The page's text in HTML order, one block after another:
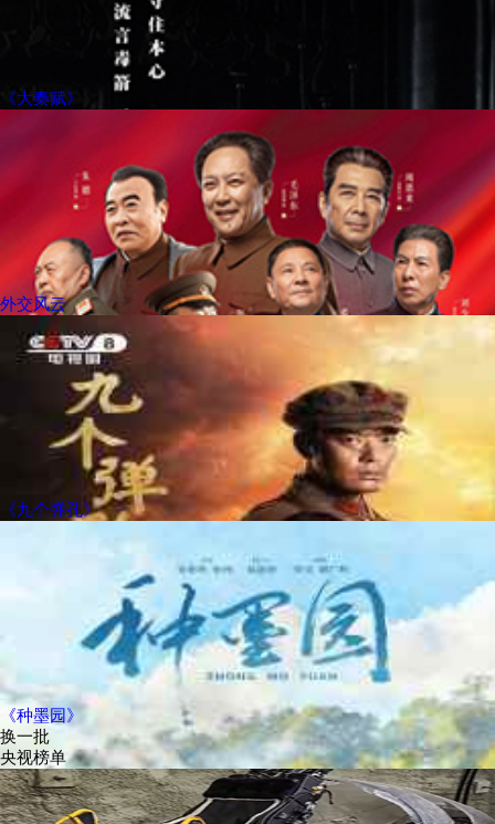
《大秦赋》
外交风云
《九个弹孔》
《种墨园》
换一批
央视榜单